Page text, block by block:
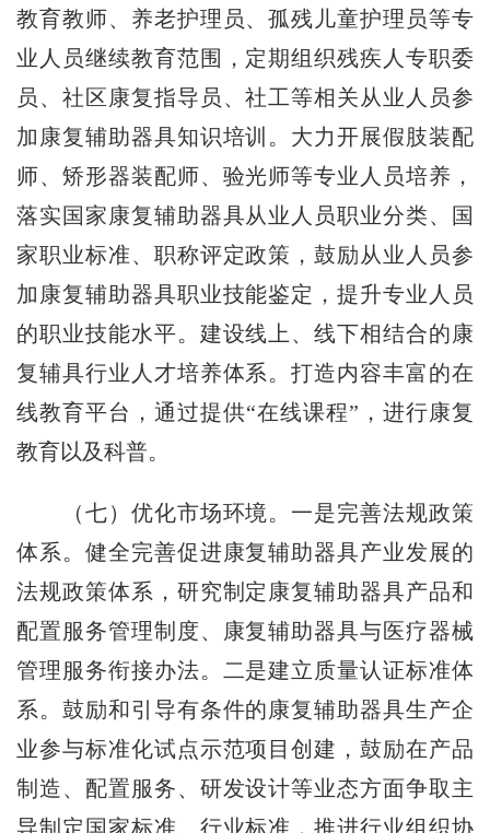
教育教师、养老护理员、孤残儿童护理员等专
业人员继续教育范围，定期组织残疾人专职委
员、社区康复指导员、社工等相关从业人员参
加康复辅助器具知识培训。大力开展假肢装配
师、矫形器装配师、验光师等专业人员培养，
落实国家康复辅助器具从业人员职业分类、国
家职业标准、职称评定政策，鼓励从业人员参
加康复辅助器具职业技能鉴定，提升专业人员
的职业技能水平。建设线上、线下相结合的康
复辅具行业人才培养体系。打造内容丰富的在
线教育平台，通过提供“在线课程”，进行康复
教育以及科普。
（七）优化市场环境。一是完善法规政策
体系。健全完善促进康复辅助器具产业发展的
法规政策体系，研究制定康复辅助器具产品和
配置服务管理制度、康复辅助器具与医疗器械
管理服务衔接办法。二是建立质量认证标准体
系。鼓励和引导有条件的康复辅助器具生产企
业参与标准化试点示范项目创建，鼓励在产品
制造、配置服务、研发设计等业态方面争取主
导制定国家标准、行业标准，推进行业组织协